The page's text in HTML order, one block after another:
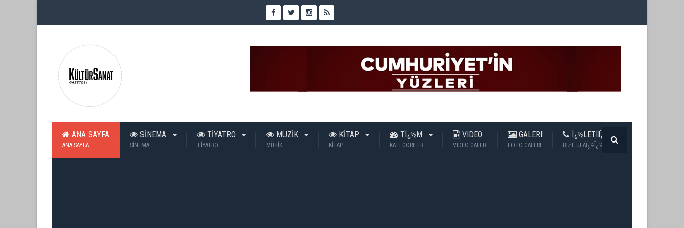
ANA SAYFA
ANA SAYFA
SİNEMA
SİNEMA
TİYATRO
TİYATRO
MÜZİK
MÜZİK
KİTAP
KİTAP
TÏ¿½M
KATEGORILER
VIDEO
VIDEO GALERI
GALERI
FOTO GALERI
Ï¿½LETIÏ¿½IM
BIZE ULAÏ¿½Ï¿½N